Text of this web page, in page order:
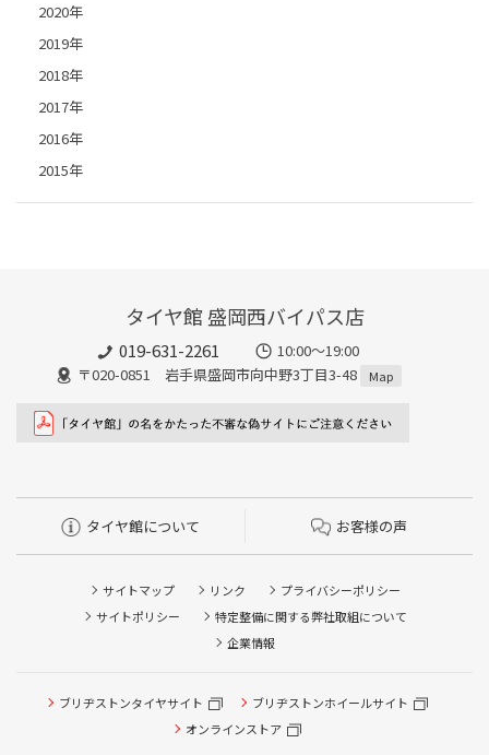
2020年
2019年
2018年
2017年
2016年
2015年
タイヤ館 盛岡西バイパス店
019-631-2261
10:00～19:00
〒020-0851 岩手県盛岡市向中野3丁目3-48
Map
タイヤ館について お客様の声
サイトマップ リンク
プライバシーポリシー
サイトポリシー
特定整備に関する弊社取組について
企業情報
ブリヂストンタイヤサイト
ブリヂストンホイールサイト
オンラインストア